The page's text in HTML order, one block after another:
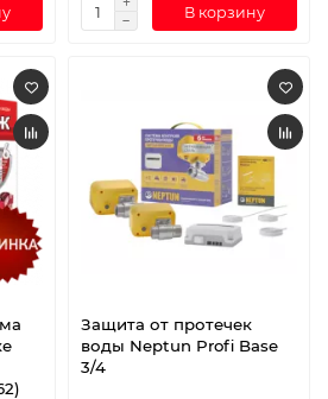
В корзину
Защита от протечек
воды Neptun Profi Base
3/4